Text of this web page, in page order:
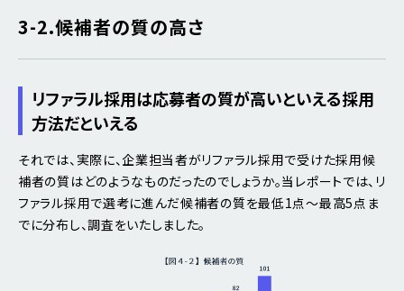
3-2.候補者の質の高さ
リファラル採用は応募者の質が高いといえる採用
方法だといえる
それでは、実際に、企業担当者がリファラル採用で受けた採用候
補者の質はどのようなものだったのでしょうか。当レポートでは、リ
ファラル採用で選考に進んだ候補者の質を最低1点～最高5点ま
でに分布し、調査をいたしました。